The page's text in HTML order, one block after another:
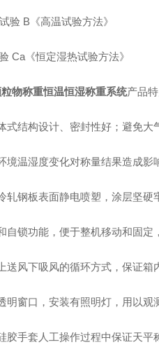
试验 B 《高温试验方法》
Ca《恒定湿热试验方法》
物称重恒温恒湿称重系统产品
式结构设计、密封性好；避免大
境温湿度变化对称量结果造成影
轧钢板表面静电喷塑，涂层坚硬
自锁功能，便于整机移动和固定
送风下吸风的循环方式，保证箱
明窗口， 安装有照明灯， 用以观
胶手套人工操作过程中保证天平